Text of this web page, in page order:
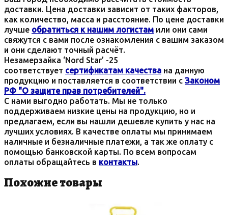
доставки. Цена доставки зависит от таких факторов,
как количество, масса и расстояние. По цене доставки
лучше обратиться к нашим логистам или они сами
свяжутся с вами после ознакомления с вашим заказом
и они сделают точный расчёт.
Незамерзайка ‘Nord Star’ -25
соответствует сертификатам качества на данную
продукцию и поставляется в соответствии с Законом
РФ "О защите прав потребителей".
С нами выгодно работать. Мы не только
поддерживаем низкие цены на продукцию, но и
предлагаем, если вы нашли дешевле купить у нас на
лучших условиях. В качестве оплаты мы принимаем
наличные и безналичные платежи, а так же оплату с
помощью банковской карты. По всем вопросам
оплаты обращайтесь в контакты.
Похожие товары